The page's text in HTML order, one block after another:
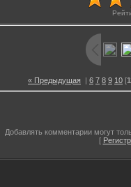
« Предыдущая | 6 7 8 9 10 [
Добавлять комментарии могут
[